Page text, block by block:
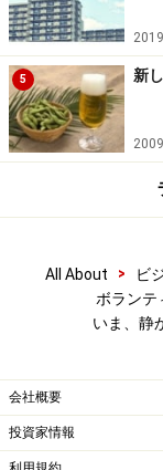
5 新
All About > ビ
ボランテ
いま、静
会社概要
投資家情報